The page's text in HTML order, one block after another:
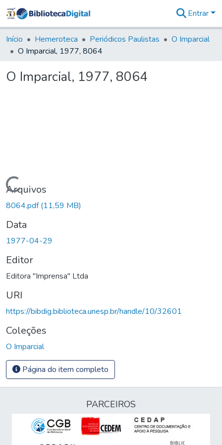
&
Coleções
Tudo na
Digital
Entrar
Início Hemeroteca Periódicos Paulistas
O Imparcial
O Imparcial, 1977, 8064
O Imparcial, 1977, 8064
Carregando...
Arquivos
8064.pdf(11,59 MB)
Data
1977-04-29
Editor
Editora "Imprensa" Ltda
URI
https://bibdig.biblioteca.unesp.br/handle/10/32601
Coleções
O Imparcial
Página do item completo
PARCEIROS